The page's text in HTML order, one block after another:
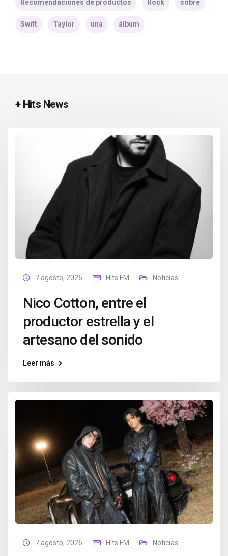
Recomendaciones de productos Rock sobre
Swift Taylor una álbum
+ Hits News
7 agosto, 2026 Hits FM Noticias
Nico Cotton, entre el
productor estrella y el
artesano del sonido
Leer más
7 agosto, 2026 Hits FM Noticias